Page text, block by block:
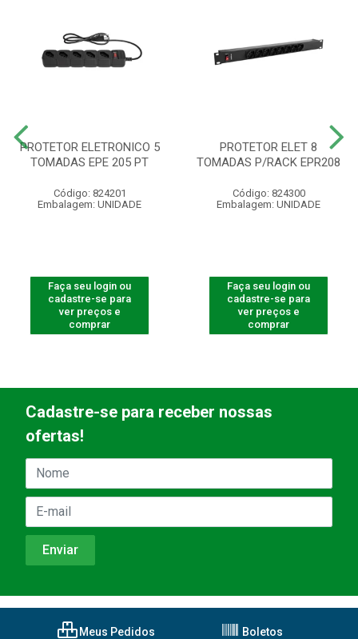
PROTETOR ELETRONICO 5
TOMADAS EPE 205 PT
Código: 824201
Embalagem: UNIDADE
Faça seu login ou
cadastre-se para
ver preços e
comprar
PROTETOR ELET 8
TOMADAS P/RACK EPR208
Código: 824300
Embalagem: UNIDADE
Faça seu login ou
cadastre-se para
ver preços e
comprar
Cadastre-se para receber nossas
ofertas!
Meus Pedidos Boletos